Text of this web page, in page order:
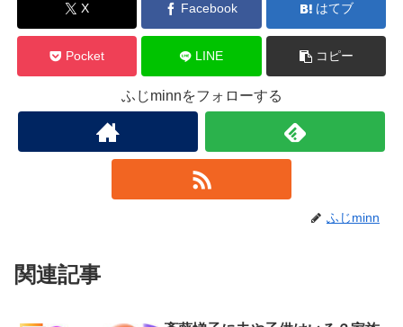
X Facebook はてブ
Pocket LINE コピー
ふじminnをフォローする
ふじminn
関連記事